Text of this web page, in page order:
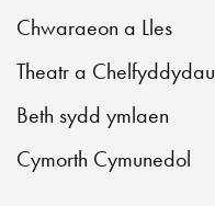
Chwaraeon a Lles
Theatr a Chelfyddydau
Beth sydd ymlaen
Cymorth Cymunedol